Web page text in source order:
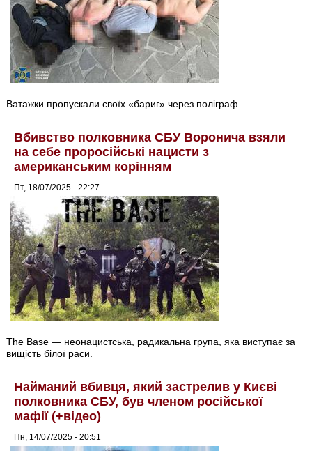
Ватажки пропускали своїх «бариг» через поліграф.
Вбивство полковника СБУ Воронича взяли
на себе проросійські нацисти з
американським корінням
Пт, 18/07/2025 - 22:27
The Base — неонацистська, радикальна група, яка виступає за
вищість білої раси.
Найманий вбивця, який застрелив у Києві
полковника СБУ, був членом російської
мафії (+відео)
Пн, 14/07/2025 - 20:51